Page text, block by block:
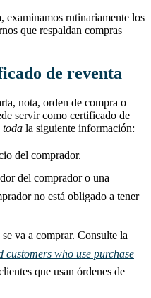
examinamos rutinariamente los
que respaldan compras
de reventa
nota, orden de compra o
servir como certificado de
toda la siguiente información:
del comprador.
del comprador o una
no está obligado a tener
va a comprar. Consulte la
customers who use purchase
que usan órdenes de